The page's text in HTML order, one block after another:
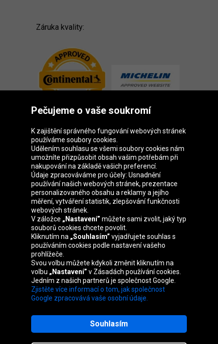
Záruka kvality:
Skupina Oponeo
Belgique Deutschland Éire España
France Italia Magyarország Nederland
Österreich Polska
Slovenská
republika
United
Kingdom
Mapa webu
Pečujeme o vaše soukromí
K zajištění správného fungování webových stránek
používáme soubory cookies.
Udělením souhlasu se všemi soubory cookies nám
umožníte přizpůsobit obsah vašim potřebám při
nakupování na základě vašich preferencí.
Údaje zpracováváme pro účely: Usnadnění
používání našich webových stránek, prezentace
personalizovaného obsahu a reklamy a jejího
měření, vytváření statistik, zlepšování funkčnosti
webových stránek.
V záložce „Nastavení” můžete sami zvolit, jaký typ
souborů cookies chcete povolit.
Kliknutím na „Souhlasím” vyjadřujete souhlas s
používáním cookies podle nastavení vašeho
prohlížeče.
Svou volbu můžete kdykoli změnit kliknutím na
volbu „Nastavení” v Zásadách používání cookies.
Jedním z našich partnerů je společnost Google.
Zjistěte více informací o tom, jak společnost
Google zpracovává vaše osobní údaje.
Souhlasím